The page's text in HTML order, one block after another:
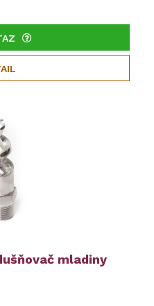
mladiny